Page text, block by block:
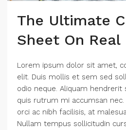
The Ultimate
Sheet On Real
Lorem ipsum dolor sit amet,
elit. Duis mollis et sem sed
odio neque. Aliquam hendrerit
quis rutrum mi accumsan
orci ac nibh facilisis, at
Nullam tempus sollicitudin